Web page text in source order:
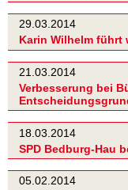
29.03.2014
Karin Wilhelm führt
21.03.2014
Verbesserung bei
18.03.2014
SPD Bedburg-Hau
05.02.2014